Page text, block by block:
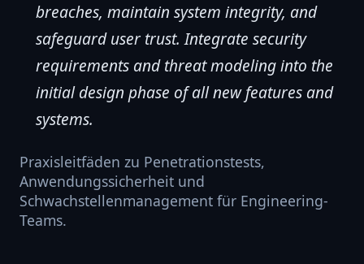
breaches, maintain system integrity, and
safeguard user trust. Integrate security
requirements and threat modeling into the
initial design phase of all new features and
systems.
Praxisleitfäden zu Penetrationstests,
Anwendungssicherheit und
Schwachstellenmanagement für Engineering-
Teams.